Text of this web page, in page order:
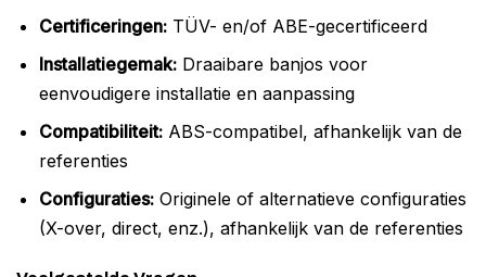
Certificeringen:TÜV- en/of ABE-gecertificeerd
Installatiegemak:Draaibare banjos voor
eenvoudigere installatie en aanpassing
Compatibiliteit:ABS-compatibel, afhankelijk van de
referenties
Configuraties:Originele of alternatieve configuraties
(X-over, direct, enz.), afhankelijk van de referenties